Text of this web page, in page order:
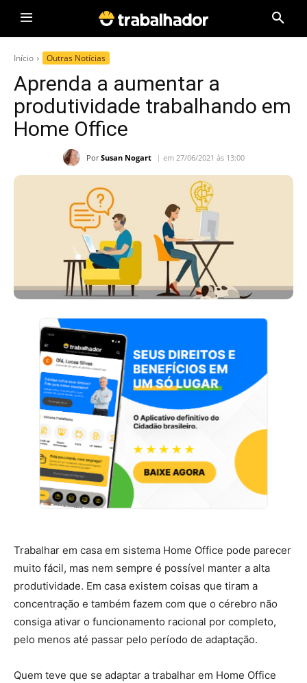
Início Outras Notícias
Aprenda a aumentar a
produtividade trabalhando em
Home Office
Por Susan Nogart em 27/06/2021 às 13:00
Trabalhar em casa em sistema Home Office pode parecer
muito fácil, mas nem sempre é possível manter a alta
produtividade. Em casa existem coisas que tiram a
concentração e também fazem com que o cérebro não
consiga ativar o funcionamento racional por completo,
pelo menos até passar pelo período de adaptação.
Quem teve que se adaptar a trabalhar em Home Office